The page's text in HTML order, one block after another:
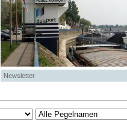
Newsletter